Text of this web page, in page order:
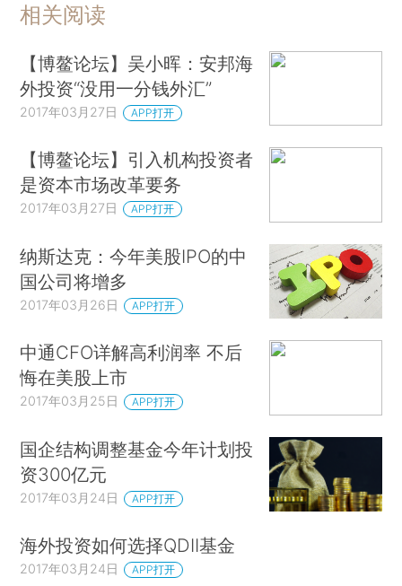
相关阅读
【博鳌论坛】吴小晖：安邦海
外投资“没用一分钱外汇”
2017年03月27日 APP打开
【博鳌论坛】引入机构投资者
是资本市场改革要务
2017年03月27日 APP打开
纳斯达克：今年美股IPO的中
国公司将增多
2017年03月26日 APP打开
中通CFO详解高利润率 不后
悔在美股上市
2017年03月25日 APP打开
国企结构调整基金今年计划投
资300亿元
2017年03月24日 APP打开
海外投资如何选择QDII基金
2017年03月24日 APP打开